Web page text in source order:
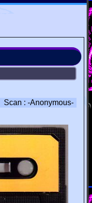
Scan : -Anonymous-